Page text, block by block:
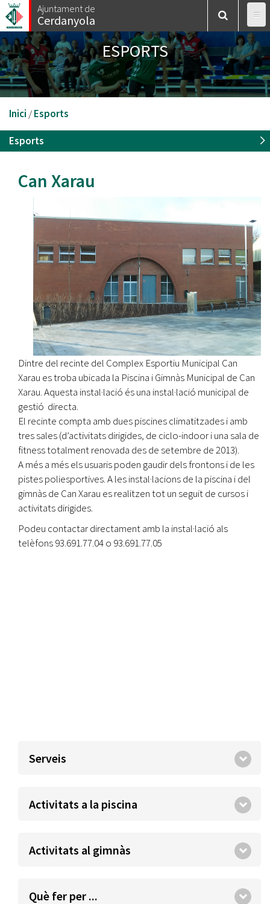
Vés
al
contingut
Ajuntament de
Cerdanyola
ESPORTS
Esteu
aquí
Inici /Esports
Esports
Can Xarau
Dintre del recinte del Complex Esportiu Municipal Can
Xarau es troba ubicada la Piscina i Gimnàs Municipal de Can
Xarau. Aquesta instal·lació és una instal·lació municipal de
gestió directa.
El recinte compta amb dues piscines climatitzades i amb
tres sales (d’activitats dirigides, de ciclo-indoor i una sala de
fitness totalment renovada des de setembre de 2013).
A més a més els usuaris poden gaudir dels frontons i de les
pistes poliesportives. A les instal·lacions de la piscina i del
gimnàs de Can Xarau es realitzen tot un seguit de cursos i
activitats dirigides.
Podeu contactar directament amb la instal·lació als
telèfons 93.691.77.04 o 93.691.77.05
Serveis
Activitats a la piscina
Activitats al gimnàs
Què fer per ...